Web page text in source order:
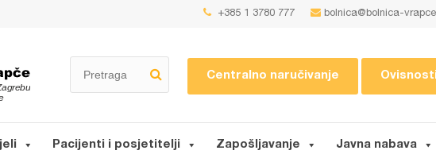
+385 1 3780 777 bolnica@bolnica-
Centralno naručivanje
Pacijenti i posjetitelji Zapošljavanje Javna nabava